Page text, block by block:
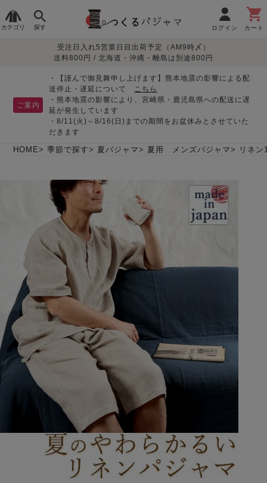
カテゴリ 探す ログイン カート
レディースパジャマ
メンズパジャマ
夏 秋 冬
ガールズパジャマ
生地で
さがす
オーガニック素材 ガーゼ
サッカー/ちぢみ 楊
柳
ニット/ストレッチ 起毛/フランネル
柄物
目的別で
さがす
敏感肌用
パジャマ
入院・介護
胸が目立たない
マタニティ
パジャマ
ペアで
そろえたい
眠れる作務衣特集
体型別におすすめパジ
ャマ
年齢別におすすめパジ
インナーウェア 生活雑貨
デザインで
さがす
ィース
パジャマ
ワンピース
作務衣
上着単品
ズボン単品
長袖 半袖
夏パジャマ特集 つくるパジャマとは
お支払い・送料・配送
について
返品・交換について よくあるご質問
会社概要 お買い物ガイド
SDGsの取り組み
受注日入れ5営業日目出荷予定（AM9時〆）
送料800円 / 北海道・沖縄・離島は別途800円
ご案内
・【謹んで御見舞申し上げます】熊本地震の影響による配
送停止・遅延について こちら
・熊本地震の影響により、宮崎県・鹿児島県への配送に遅
延が発生しています
・8/11(火)～8/16(日)までの期間をお盆休みとさせていた
だきます
HOME 季節で探す 夏パジャマ 夏用 メンズパジャマ リネン